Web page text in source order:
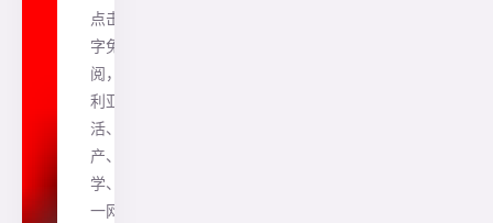
点击蓝色
字免费订
阅，澳大
利亚生
活、房
产、留
学、移民
一网打尽